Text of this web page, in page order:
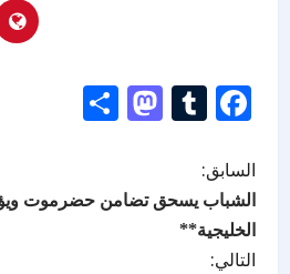
Facebook
Tumblr
Mastodon
السابق:
الشباب يسحق تضامن حضرموت
الخليجية**
التالي: